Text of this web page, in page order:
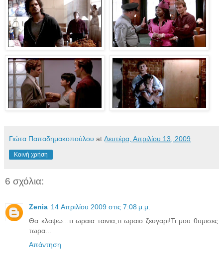
Γιώτα Παπαδημακοπούλου at Δευτέρα, Απριλίου 13, 2009
Κοινή χρήση
6 σχόλια:
Zenia 14 Απριλίου 2009 στις 7:08 μ.μ.
Θα κλαψω...τι ωραια ταινια,τι ωραιο ζευγαρι!Τι μου θυμισες
τωρα...
Απάντηση